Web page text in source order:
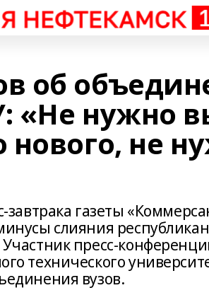
об
«Не нужно
нового, не
завтрака газеты
слияния
пресс-
технического
вузов.